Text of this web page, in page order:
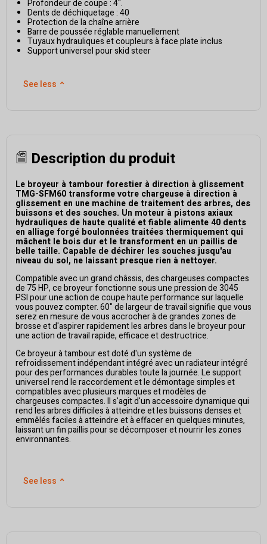
Profondeur de coupe : 4".
Dents de déchiquetage : 40
Protection de la chaîne arrière
Barre de poussée réglable manuellement
Tuyaux hydrauliques et coupleurs à face plate inclus
Support universel pour skid steer
See less ⌃
Description du produit
Le broyeur à tambour forestier à direction à glissement
TMG-SFM60 transforme votre chargeuse à direction à
glissement en une machine de traitement des arbres, des
buissons et des souches. Un moteur à pistons axiaux
hydrauliques de haute qualité et fiable alimente 40 dents
en alliage forgé boulonnées traitées thermiquement qui
mâchent le bois dur et le transforment en un paillis de
belle taille. Capable de déchirer les souches jusqu'au
niveau du sol, ne laissant presque rien à nettoyer.
Compatible avec un grand châssis, des chargeuses compactes
de 75 HP, ce broyeur fonctionne sous une pression de 3045
PSI pour une action de coupe haute performance sur laquelle
vous pouvez compter. 60" de largeur de travail signifie que vous
serez en mesure de vous accrocher à de grandes zones de
brosse et d'aspirer rapidement les arbres dans le broyeur pour
une action de travail rapide, efficace et destructrice.
Ce broyeur à tambour est doté d'un système de
refroidissement indépendant intégré avec un radiateur intégré
pour des performances durables toute la journée. Le support
universel rend le raccordement et le démontage simples et
compatibles avec plusieurs marques et modèles de
chargeuses compactes. Il s'agit d'un accessoire dynamique qui
rend les arbres difficiles à atteindre et les buissons denses et
emmêlés faciles à atteindre et à effacer en quelques minutes,
laissant un fin paillis pour se décomposer et nourrir les zones
environnantes.
See less ⌃